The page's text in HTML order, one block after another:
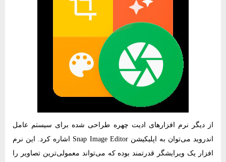
از دیگر نرم‌ افزارهای ادیت چهره‌ طراحی شده برای سیستم عامل
اندروید می‌توان به اپلیکیشن Snap Image Editor اشاره کرد. این نرم‌
افزار یک ویرایشگر قدرتمند بوده که می‌تواند معمولی‌ترین تصاویر را